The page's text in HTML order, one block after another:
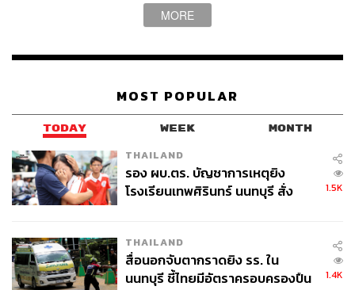
เมืองที่พบได้บ่อย สำหรับที่นี่ก็จะใช้วิธีการรักษาแบบฝังเข็ม
ร่วมกับการครอบแก้ว ซึ่งจะได้ผลดีที่สุด ซึ่งสามารถทำการ
MORE
MOST POPULAR
TODAY WEEK MONTH
THAILAND
รอง ผบ.ตร. บัญชาการเหตุยิง
โรงเรียนเทพศิรินทร์ นนทบุรี สั่ง
1.5K
THAILAND
สื่อนอกจับตากราดยิง รร. ใน
นนทบุรี ชี้ไทยมีอัตราครอบครองปืน
1.4K